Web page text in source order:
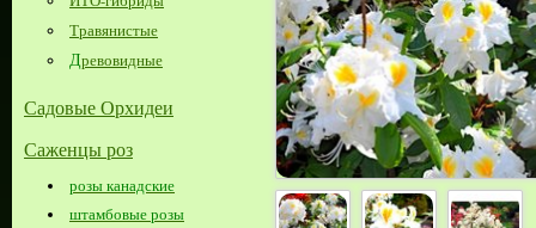
Травянистые
Древовидные
Садовые Орхидеи
Саженцы роз
розы канадские
штамбовые розы